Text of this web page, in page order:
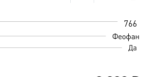
766
Феофан
Да